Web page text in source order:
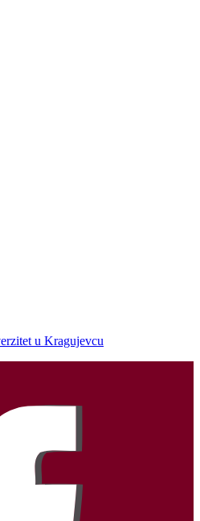
u Kragujevcu